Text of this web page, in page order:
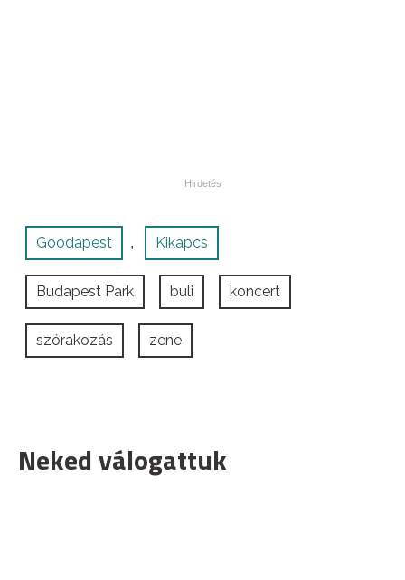
Goodapest , Kikapcs
Budapest Park buli koncert
szórakozás zene
Neked válogattuk